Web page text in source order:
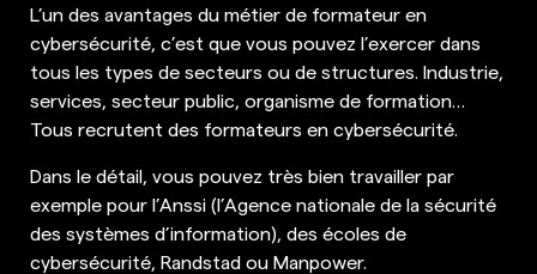
L’un des avantages du métier de formateur en
cybersécurité, c’est que vous pouvez l’exercer dans
tous les types de secteurs ou de structures. Industrie,
services, secteur public, organisme de formation…
Tous recrutent des formateurs en cybersécurité.
Dans le détail, vous pouvez très bien travailler par
exemple pour l’Anssi (l’Agence nationale de la sécurité
des systèmes d’information), des écoles de
cybersécurité, Randstad ou Manpower.